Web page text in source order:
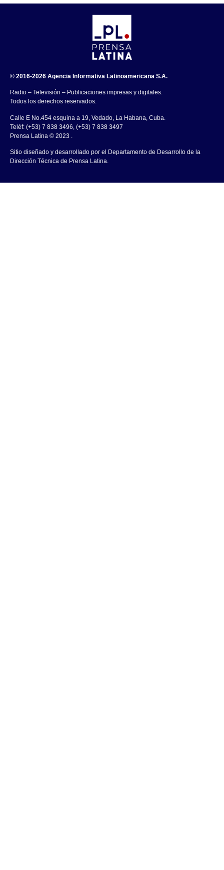
© 2016-2026 Agencia Informativa Latinoamericana S.A.
Radio – Televisión – Publicaciones impresas y digitales.
Todos los derechos reservados.
Calle E No.454 esquina a 19, Vedado, La Habana, Cuba.
Teléf: (+53) 7 838 3496, (+53) 7 838 3497
Prensa Latina © 2023 .
Sitio diseñado y desarrollado por el Departamento de Desarrollo de la
Dirección Técnica de Prensa Latina.